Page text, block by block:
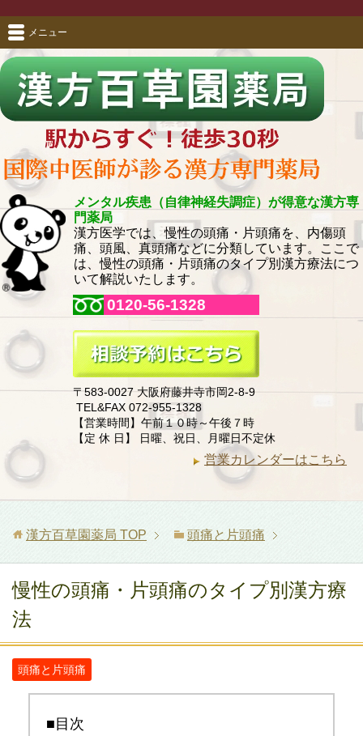
メンタル疾患（自律神経失調症）が得意な漢方専
門薬局
漢方医学では、慢性の頭痛・片頭痛を、内傷頭
痛、頭風、真頭痛などに分類しています。ここで
は、慢性の頭痛・片頭痛のタイプ別漢方療法につ
いて解説いたします。
0120-56-1328
〒583-0027 大阪府藤井寺市岡2-8-9
TEL&FAX 072-955-1328
【営業時間】午前１０時～午後７時
【定 休 日】 日曜、祝日、月曜日不定休
営業カレンダーはこちら
メニュー
漢方百草園薬局 TOP 頭痛と片頭痛
慢性の頭痛・片頭痛のタイプ別漢方療
法
頭痛と片頭痛
■目次